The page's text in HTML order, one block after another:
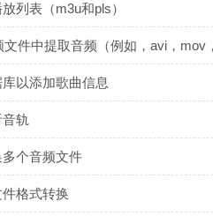
列表（m3u和pls）
件中提取音频（例如，avi，mov
以添加歌曲信息
轨
个音频文件
格式转换